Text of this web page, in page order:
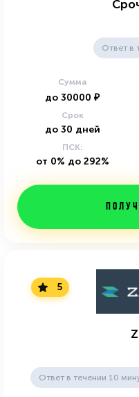
Ответ в
Сумма
до 30000 ₽
Срок
до 30 дней
ПСК:
от 0% до 292%
5
Ответ в течении 10